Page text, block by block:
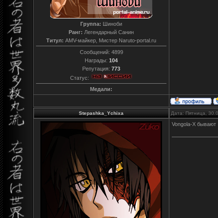
Группа: Шиноби
Ранг: Легендарный Санин
Титул: AMV-майкер, Мистер Naruto-portal.ru
Сообщений: 4899
Награды: 104
Репутация: 773
Статус:
Медали:
Stepashka_Ychixa Дата: Пятница,
Vongola-X бывают